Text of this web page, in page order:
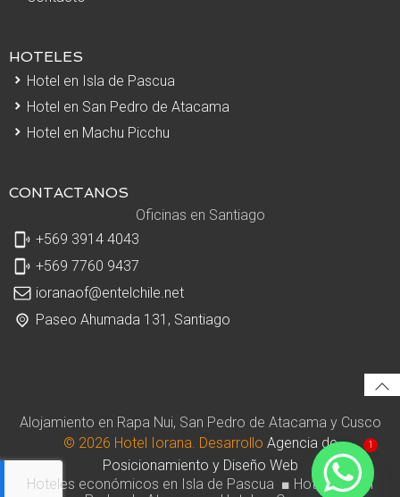
HOTELES
Hotel en Isla de Pascua
Hotel en San Pedro de Atacama
Hotel en Machu Picchu
CONTACTANOS
Oficinas en Santiago
+569 3914 4043
+569 7760 9437
ioranaof@entelchile.net
Paseo Ahumada 131, Santiago
Alojamiento en Rapa Nui, San Pedro de Atacama y Cusco
© 2026 Hotel Iorana. Desarrollo Agencia de
Posicionamiento y Diseño Web
Hoteles económicos en Isla de Pascua ■ Hotel en San
1